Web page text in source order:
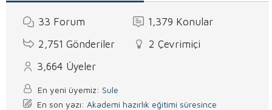
33 Forum 1,379 Konular
2,751 Gönderiler 2 Çevrimiçi
3,664 Üyeler
En yeni üyemiz: Sule
En son yazı: Akademi hazırlık eğitimi süresince